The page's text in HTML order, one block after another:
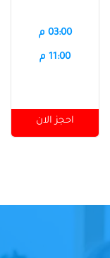
03:00 م
11:00 م
احجز الان